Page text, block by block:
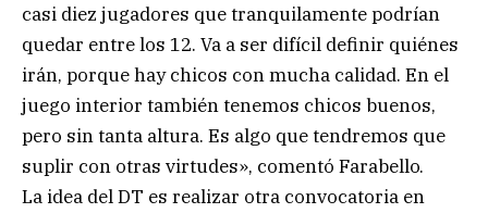
casi diez jugadores que tranquilamente podrían
quedar entre los 12. Va a ser difícil definir quiénes
irán, porque hay chicos con mucha calidad. En el
juego interior también tenemos chicos buenos,
pero sin tanta altura. Es algo que tendremos que
suplir con otras virtudes», comentó Farabello.
La idea del DT es realizar otra convocatoria en